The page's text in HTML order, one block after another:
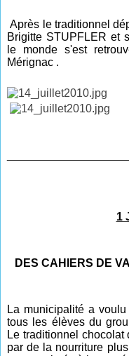
Après le traditionnel
Brigitte STUPFLER et
le monde s'est
Mérignac .
1
DES CAHIERS DE
La municipalité a
tous les élèves du
Le traditionnel
par de la nourriture